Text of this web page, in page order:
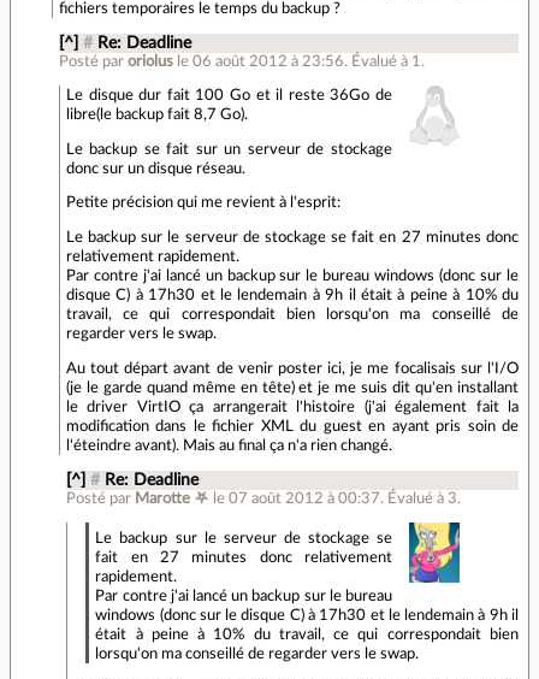
fichiers temporaires le temps du backup ?
[^] # Re: Deadline
Posté par oriolus le 06 août 2012 à 23:56. Évalué à 1 .
Le disque dur fait 100 Go et il reste 36Go de
libre(le backup fait 8,7 Go).
Le backup se fait sur un serveur de stockage
donc sur un disque réseau.
Petite précision qui me revient à l'esprit:
Le backup sur le serveur de stockage se fait en 27 minutes donc
relativement rapidement.
Par contre j'ai lancé un backup sur le bureau windows (donc sur le
disque C) à 17h30 et le lendemain à 9h il était à peine à 10% du
travail, ce qui correspondait bien lorsqu'on ma conseillé de
regarder vers le swap.
Au tout départ avant de venir poster ici, je me focalisais sur l'I/O
(je le garde quand même en tête) et je me suis dit qu'en installant
le driver VirtIO ça arrangerait l'histoire (j'ai également fait la
modification dans le fichier XML du guest en ayant pris soin de
l'éteindre avant). Mais au final ça n'a rien changé.
[^] # Re: Deadline
Posté par Marotte ⛧ le 07 août 2012 à 00:37. Évalué à 3.
Le backup sur le serveur de stockage se
fait en 27 minutes donc relativement
rapidement.
Par contre j'ai lancé un backup sur le bureau
windows (donc sur le disque C) à 17h30 et le lendemain à 9h il
était à peine à 10% du travail, ce qui correspondait bien
lorsqu'on ma conseillé de regarder vers le swap.